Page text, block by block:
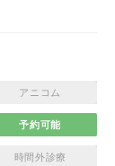
アニコム
予約可能
時間外診療